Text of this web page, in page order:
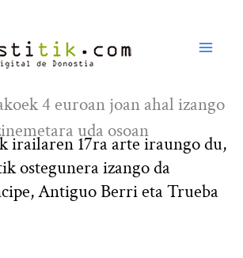
4 euroan joan ahal izango
uda osoan
irailaren 17ra arte iraungo du,
ostegunera izango da
Antiguo Berri eta Trueba